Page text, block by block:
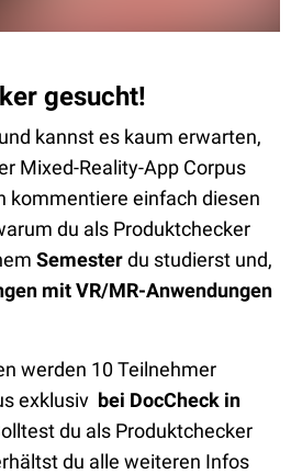
gesucht!
und kannst es kaum erwarten,
Mixed-Reality-App Corpus
kommentiere einfach diesen
du als Produktchecker
Semesterdu studierst und,
mit VR/MR-Anwendungen
werden 10 Teilnehmer
exklusiv bei DocCheck in
du als Produktchecker
du alle weiteren Infos